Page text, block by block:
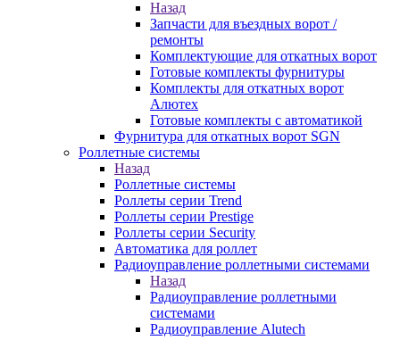
Назад
Запчасти для въездных ворот /
ремонты
Комплектующие для откатных ворот
Готовые комплекты фурнитуры
Комплекты для откатных ворот
Алютех
Готовые комплекты с автоматикой
Фурнитура для откатных ворот SGN
Роллетные системы
Назад
Роллетные системы
Роллеты серии Trend
Роллеты серии Prestige
Роллеты серии Security
Автоматика для роллет
Радиоуправление роллетными системами
Назад
Радиоуправление роллетными
системами
Радиоуправление Alutech